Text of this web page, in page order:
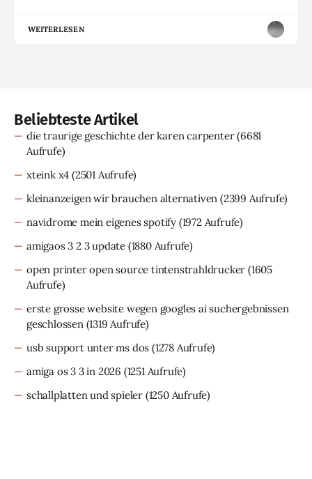
WEITERLESEN
Beliebteste Artikel
die traurige geschichte der karen carpenter(6681
Aufrufe)
xteink x4 (2501 Aufrufe)
kleinanzeigen wir brauchen alternativen (2399 Aufrufe)
navidrome mein eigenes spotify (1972 Aufrufe)
amigaos 3 2 3 update (1880 Aufrufe)
open printer open source tintenstrahldrucker (1605
Aufrufe)
erste grosse website wegen googles ai suchergebnissen
geschlossen (1319 Aufrufe)
usb support unter ms dos (1278 Aufrufe)
amiga os 3 3 in 2026 (1251 Aufrufe)
schallplatten und spieler (1250 Aufrufe)